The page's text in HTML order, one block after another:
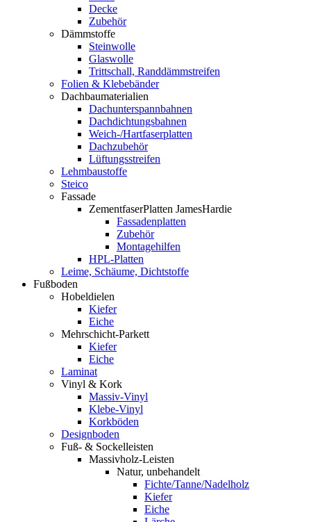
Decke
Zubehör
Dämmstoffe
Steinwolle
Glaswolle
Trittschall, Randdämmstreifen
Folien & Klebebänder
Dachbaumaterialien
Dachunterspannbahnen
Dachdichtungsbahnen
Weich-/Hartfaserplatten
Dachzubehör
Lüftungsstreifen
Lehmbaustoffe
Steico
Fassade
ZementfaserPlatten JamesHardie
Fassadenplatten
Zubehör
Montagehilfen
HPL-Platten
Leime, Schäume, Dichtstoffe
Fußboden
Hobeldielen
Kiefer
Eiche
Mehrschicht-Parkett
Kiefer
Eiche
Laminat
Vinyl & Kork
Massiv-Vinyl
Klebe-Vinyl
Korkböden
Designboden
Fuß- & Sockelleisten
Massivholz-Leisten
Natur, unbehandelt
Fichte/Tanne/Nadelholz
Kiefer
Eiche